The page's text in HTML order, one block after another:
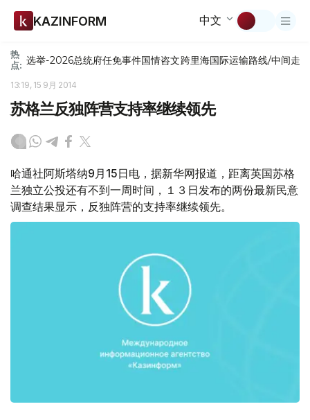
KAZINFORM 中文
热
点: 选举-2026总统府任免事件国情咨文跨里海国际运输路线/中间走廊
13:19, 15 9月 2014
苏格兰反独阵营支持率继续领先
哈通社阿斯塔纳9月15日电，据新华网报道，距离英国苏格
兰独立公投还有不到一周时间，１３日发布的两份最新民意
调查结果显示，反独阵营的支持率继续领先。